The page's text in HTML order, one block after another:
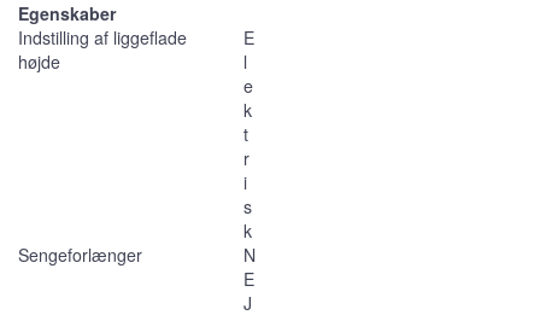
Egenskaber
Indstilling af liggeflade
højde
E
l
e
k
t
r
i
s
k
Sengeforlænger
N
E
J